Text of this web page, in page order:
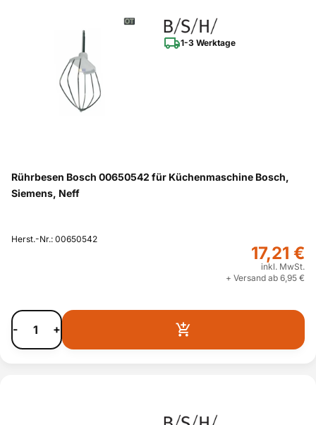
1-3 Werktage
Rührbesen Bosch 00650542 für Küchenmaschine Bosch,
Siemens, Neff
Herst.-Nr.: 00650542
17,21 €
inkl. MwSt.
+ Versand ab 6,95 €
- +